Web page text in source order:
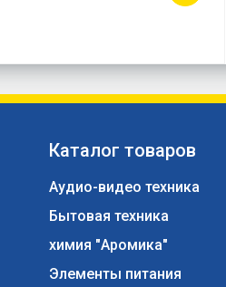
Каталог товаров
Аудио-видео техника
Бытовая техника
химия "Аромика"
Элементы питания